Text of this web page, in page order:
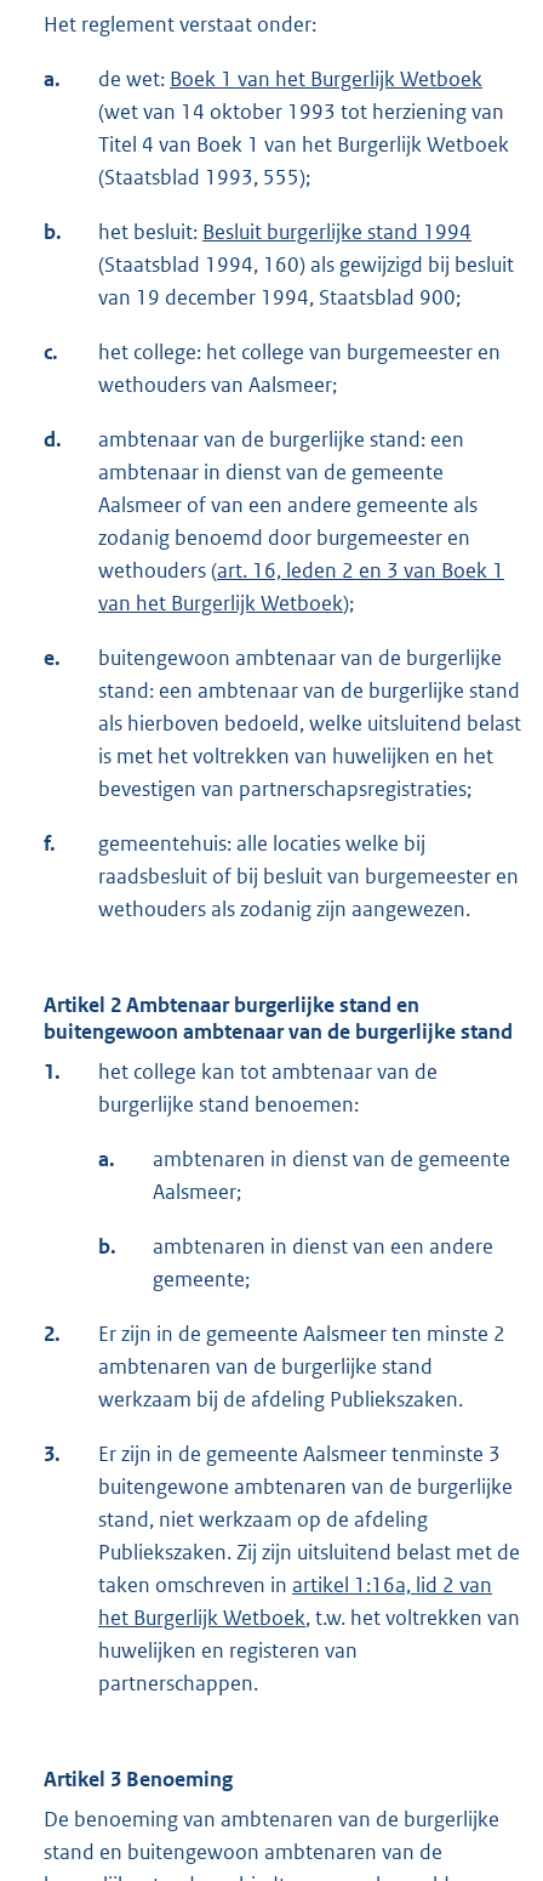
Het reglement verstaat onder:
a. de wet: Boek 1 van het Burgerlijk Wetboek
(wet van 14 oktober 1993 tot herziening van
Titel 4 van Boek 1 van het Burgerlijk Wetboek
(Staatsblad 1993, 555);
b. het besluit: Besluit burgerlijke stand 1994
(Staatsblad 1994, 160) als gewijzigd bij besluit
van 19 december 1994, Staatsblad 900;
c.
het college: het college van burgemeester en
wethouders van Aalsmeer;
d.
ambtenaar van de burgerlijke stand: een
ambtenaar in dienst van de gemeente
Aalsmeer of van een andere gemeente als
zodanig benoemd door burgemeester en
wethouders (art. 16, leden 2 en 3 van Boek 1
van het Burgerlijk Wetboek);
e.
buitengewoon ambtenaar van de burgerlijke
stand: een ambtenaar van de burgerlijke stand
als hierboven bedoeld, welke uitsluitend belast
is met het voltrekken van huwelijken en het
bevestigen van partnerschapsregistraties;
f.
gemeentehuis: alle locaties welke bij
raadsbesluit of bij besluit van burgemeester en
wethouders als zodanig zijn aangewezen.
Artikel 2 Ambtenaar burgerlijke stand en
buitengewoon ambtenaar van de burgerlijke stand
1.
het college kan tot ambtenaar van de
burgerlijke stand benoemen:
a.
ambtenaren in dienst van de gemeente
Aalsmeer;
b.
ambtenaren in dienst van een andere
gemeente;
2.
Er zijn in de gemeente Aalsmeer ten minste 2
ambtenaren van de burgerlijke stand
werkzaam bij de afdeling Publiekszaken.
3.
Er zijn in de gemeente Aalsmeer tenminste 3
buitengewone ambtenaren van de burgerlijke
stand, niet werkzaam op de afdeling
Publiekszaken. Zij zijn uitsluitend belast met de
taken omschreven in artikel 1:16a, lid 2 van
het Burgerlijk Wetboek, t.w. het voltrekken van
huwelijken en registeren van
partnerschappen.
Artikel 3 Benoeming
De benoeming van ambtenaren van de burgerlijke
stand en buitengewoon ambtenaren van de